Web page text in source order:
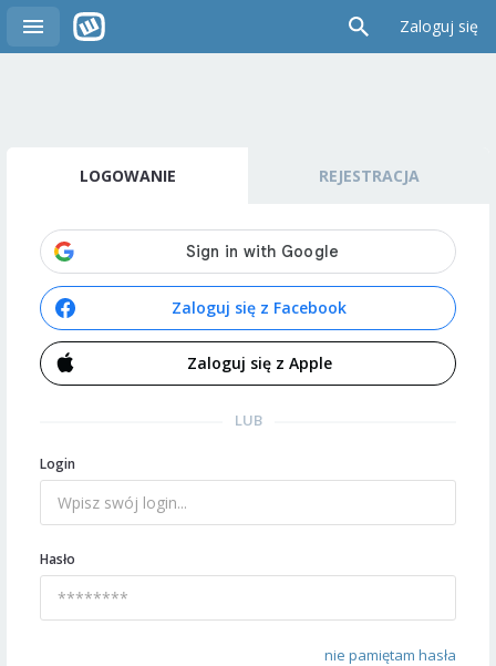
Zaloguj się
LOGOWANIE REJESTRACJA
Zaloguj się z Facebook
Zaloguj się z Apple
LUB
Login
Hasło
nie pamiętam hasła